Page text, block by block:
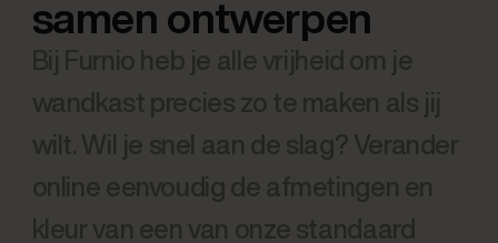
samen ontwerpen
Bij Furnio heb je alle vrijheid om je
wandkast precies zo te maken als jij
wilt. Wil je snel aan de slag? Verander
online eenvoudig de afmetingen en
kleur van een van onze standaard